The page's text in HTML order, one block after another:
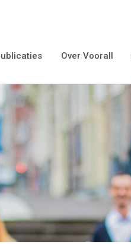
Over Voorall